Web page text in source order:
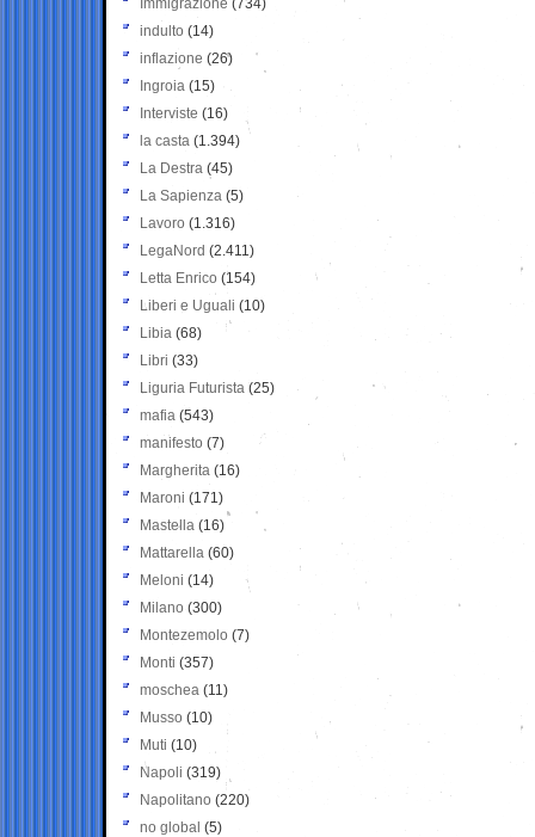
Immigrazione (734)
indulto (14)
inflazione (26)
Ingroia (15)
Interviste (16)
la casta (1.394)
La Destra (45)
La Sapienza (5)
Lavoro (1.316)
LegaNord (2.411)
Letta Enrico (154)
Liberi e Uguali (10)
Libia (68)
Libri (33)
Liguria Futurista (25)
mafia (543)
manifesto (7)
Margherita (16)
Maroni (171)
Mastella (16)
Mattarella (60)
Meloni (14)
Milano (300)
Montezemolo (7)
Monti (357)
moschea (11)
Musso (10)
Muti (10)
Napoli (319)
Napolitano (220)
no global (5)